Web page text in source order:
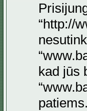
“http://
kad jūs
patiems.